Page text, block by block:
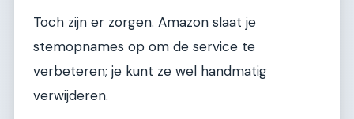
Toch zijn er zorgen. Amazon slaat je
stemopnames op om de service te
verbeteren; je kunt ze wel handmatig
verwijderen.